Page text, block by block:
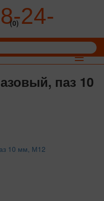
24-
(0)
Toggle
паз 10
10 мм, М12